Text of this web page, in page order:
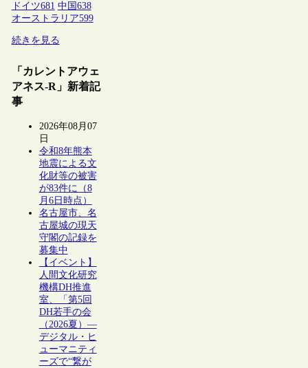
ドイツ681 中国638
オーストラリア599
続きを見る
「カレントアウェ
アネス-R」新着記
事
2026年08月07
日
令和8年熊本
地震による文
化財等の被害
が83件に（8
月6日時点）
名古屋市、名
古屋城の現天
守閣の記録を
募集中
【イベント】
人間文化研究
機構DH推進
室、「第5回
DH若手の会
（2026夏）―
デジタル・ヒ
ューマニティ
ーズで“繋が